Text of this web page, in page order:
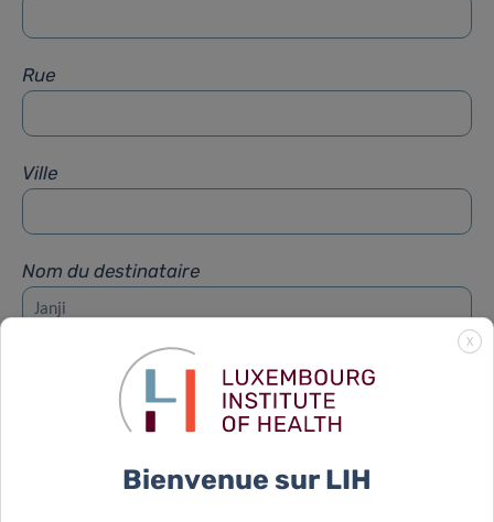
Rue
Ville
Nom du destinataire
Prénom du destinataire
X
Bienvenue sur LIH